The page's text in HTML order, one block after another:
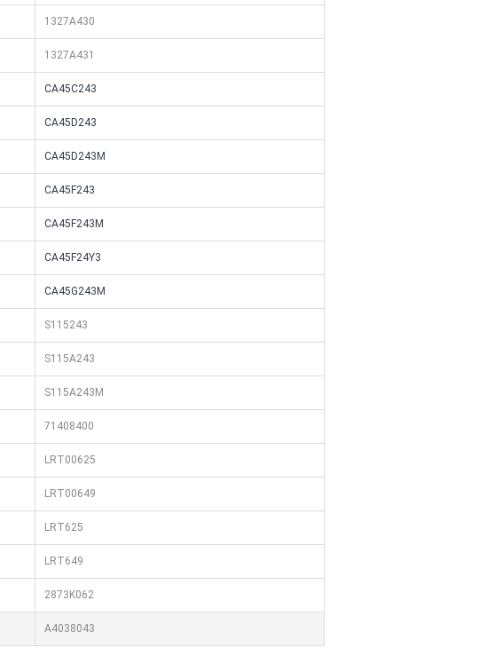
1327A430
1327A431
CA45C243
CA45D243
CA45D243M
CA45F243
CA45F243M
CA45F24Y3
CA45G243M
S115243
S115A243
S115A243M
71408400
LRT00625
LRT00649
LRT625
LRT649
2873K062
A4038043